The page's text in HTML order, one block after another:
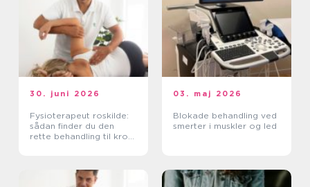
30. juni 2026
Fysioterapeut roskilde:
sådan finder du den
rette behandling til krop
03. maj 2026
Blokade behandling ved
smerter i muskler og led